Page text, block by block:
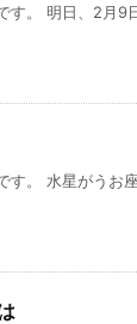
す。 明日、2月
す。 水星がうお